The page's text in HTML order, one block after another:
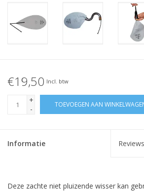
€19,50 Incl. btw
+
-
TOEVOEGEN AAN
Informatie Reviews
Deze zachte niet pluizende wisser kan